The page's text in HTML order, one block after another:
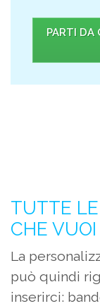
PARTI DA
TUTTE
CHE VUOI
La
può quindi
inserirci: